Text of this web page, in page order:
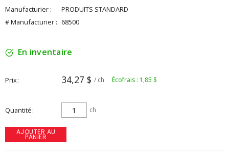
Manufacturier :
PRODUITS STANDARD
# Manufacturier : 68500
En inventaire
Prix 34,27 $ / ch Écofrais : 1,85 $
Quantité ch
AJOUTER AU
PANIER